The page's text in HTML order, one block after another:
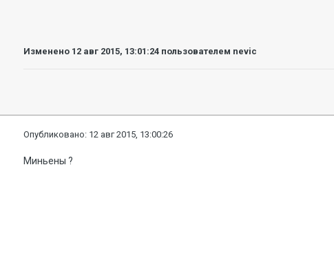
Изменено 12 авг 2015, 13:01:24 пользователем nevic
Опубликовано: 12 авг 2015, 13:00:26
Миньены ?